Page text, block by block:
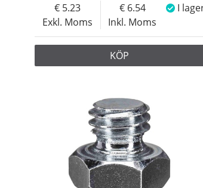
Exkl. Moms
5.23
Inkl. Moms
6.54 I
KÖP